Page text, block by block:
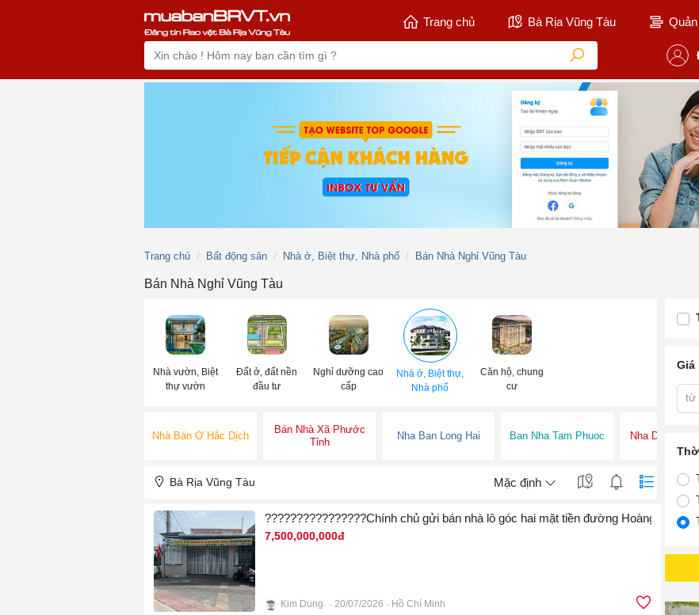
Trang chủ Bà Rịa Vũng Tàu
Trang chủ Bất động sản Nhà ở, Biệt thự, Nhà phố Bán Nhà Nghỉ Vũng Tàu
Bán Nhà Nghỉ Vũng Tàu
Nhà vườn, Biệt
thự vườn
Đất ở, đất nền
đầu tư
Nghỉ dưỡng cao
cấp
Nhà ở, Biệt thự,
Nhà phố
Căn hộ, chung
cư
Nhà Bán Ở Hắc Dịch
Bán Nhà Xã Phước
Tỉnh
Nha Ban Long Hai Ban Nha Tam Phuoc Nha Dat Tam
Bà Rịa Vũng Tàu Mặc định
7,500,000,000đ
Kim Dung 20/07/2026 Hồ Chí Minh
Giá
từ